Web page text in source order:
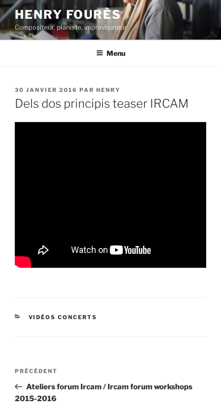
Aller
au
contenu
principal
HENRY FOURÈS
Compositeur, pianiste, improvisateur
Menu
PUBLIÉ
LE
30 JANVIER 2016 PAR HENRY
Dels dos principis teaser IRCAM
CATÉGORIES
VIDÉOS CONCERTS
Navigation
l’article
Article
précédent
PRÉCÉDENT
Ateliers forum Ircam / Ircam forum workshops
2015-2016